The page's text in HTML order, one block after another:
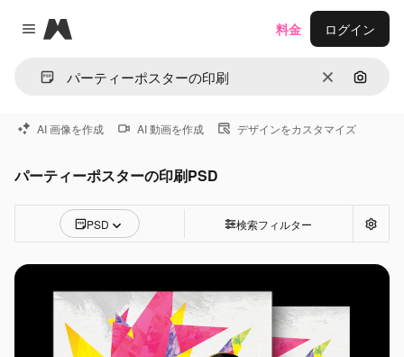
Close menu
Magnific
消去 画像で
料金 ログイン
AI 画像を作成 AI 動画を作成 デザインをカスタマイズ
パーティーポスターの印刷PSD
PSD 検索フィルター